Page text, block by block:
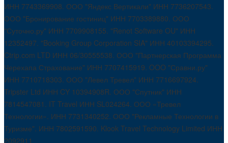
ИНН 7743369908. ООО "Яндекс Вертикали" ИНН 7736207543.
ООО "Бронирование гостиниц" ИНН 7703389880. ООО
"Суточно.ру" ИНН 7709908155. "Renot Software OU" ИНН
12352497. "Booking Group Corporation SIA" ИНН 40103394295.
Ctrip.com LTD ИНН 06/30555538. ООО "Партнерская Программа
Черехапа Страхование" ИНН 7707415919. OOO "Сравни.ру"
ИНН 7710718303. ООО "Левел Тревел" ИНН 7716697924.
Tripster Ltd ИНН CY 10394908R. ООО "Спутник" ИНН
7814547081. IT Travel ИНН SL024264. ООО «Тревел
Технологии». ИНН 7731340252. ООО "Рекламные Технологии в
Туризме". ИНН 7802591590. Klook Travel Technology Limited ИНН
2092911